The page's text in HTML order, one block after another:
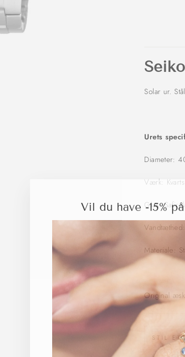
Seiko
Solar ur.
Urets
Diameter:
Værk: Kvarts
Glas:
Materiale:
Original
STIL ET
Vil du have -15%